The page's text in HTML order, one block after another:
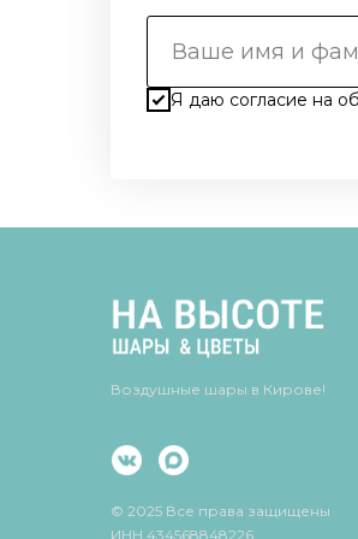
Я даю согласие на
© 2025 Все права защищены
ИНН 434568848226
Воздушные шары в Кирове!